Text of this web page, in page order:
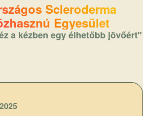
Scleroderma
Egyesület
a kézben egy élhetőbb jövőért"